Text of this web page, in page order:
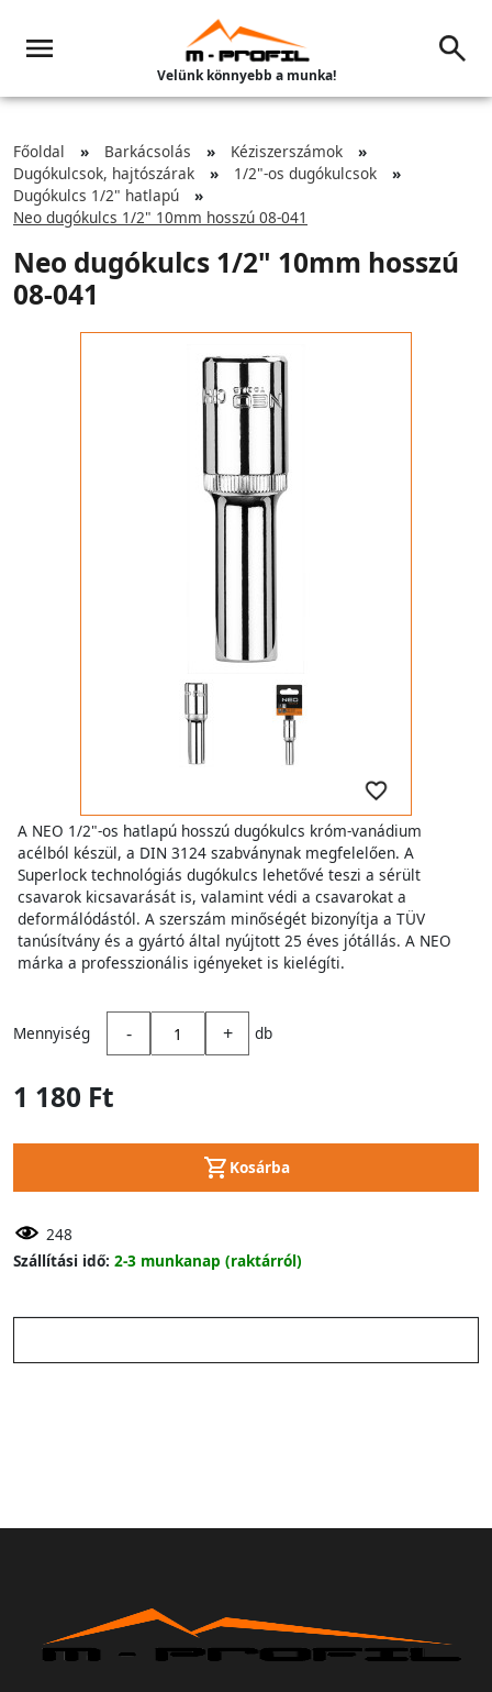
Velünk könnyebb a munka!
Főoldal Barkácsolás
Kéziszerszámok
Dugókulcsok, hajtószárak
1/2"-os dugókulcsok
Dugókulcs 1/2" hatlapú
Neo dugókulcs 1/2" 10mm hosszú 08-041
Neo dugókulcs 1/2" 10mm hosszú
08-041
A NEO 1/2"-os hatlapú hosszú dugókulcs króm-vanádium
acélból készül, a DIN 3124 szabványnak megfelelően. A
Superlock technológiás dugókulcs lehetővé teszi a sérült
csavarok kicsavarását is, valamint védi a csavarokat a
deformálódástól. A szerszám minőségét bizonyítja a TÜV
tanúsítvány és a gyártó által nyújtott 25 éves jótállás. A NEO
márka a professzionális igényeket is kielégíti.
Mennyiség - + db
1 180 Ft
Kosárba
248
Szállítási idő: 2-3 munkanap (raktárról)